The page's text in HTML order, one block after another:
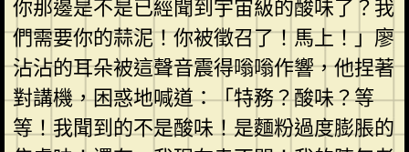
你那邊是不是已經聞到宇宙級的酸味了？我
們需要你的蒜泥！你被徵召了！馬上！」廖
沾沾的耳朵被這聲音震得嗡嗡作響，他捏著
對講機，困惑地喊道：「特務？酸味？等
等！我聞到的不是酸味！是麵粉過度膨脹的